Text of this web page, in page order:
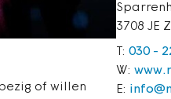
of willen
3708 JE
T: 030 -
W:
E: